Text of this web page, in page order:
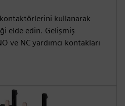
kullanarak
elde edin. Gelişmiş
ve NC yardımcı kontakları